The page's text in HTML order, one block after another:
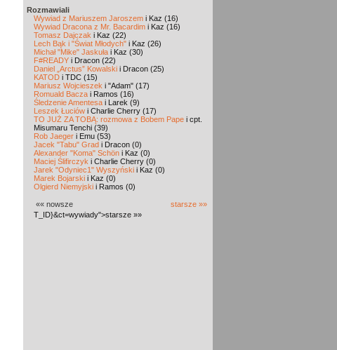
Rozmawiali
Wywiad z Mariuszem Jaroszem i Kaz (16)
Wywiad Dracona z Mr. Bacardim i Kaz (16)
Tomasz Dajczak i Kaz (22)
Lech Bąk i "Świat Młodych" i Kaz (26)
Michał "Mike" Jaskuła i Kaz (30)
F#READY i Dracon (22)
Daniel „Arctus” Kowalski i Dracon (25)
KATOD i TDC (15)
Mariusz Wojcieszek i "Adam" (17)
Romuald Bacza i Ramos (16)
Śledzenie Amentesa i Larek (9)
Leszek Łuciów i Charlie Cherry (17)
TO JUŻ ZA TOBĄ: rozmowa z Bobem Pape i cpt.
Misumaru Tenchi (39)
Rob Jaeger i Emu (53)
Jacek "Tabu" Grad i Dracon (0)
Alexander "Koma" Schön i Kaz (0)
Maciej Ślifirczyk i Charlie Cherry (0)
Jarek "Odyniec1" Wyszyński i Kaz (0)
Marek Bojarski i Kaz (0)
Olgierd Niemyjski i Ramos (0)
«« nowsze
starsze »»
T_ID}&ct=wywiady">starsze »»